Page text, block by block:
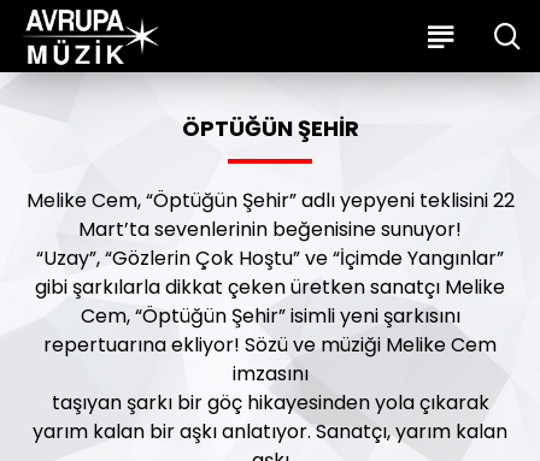
ÖPTÜĞÜN ŞEHIR
Melike Cem, “Öptüğün Şehir” adlı yepyeni teklisini 22
Mart’ta sevenlerinin beğenisine sunuyor!
“Uzay”, “Gözlerin Çok Hoştu” ve “İçimde Yangınlar”
gibi şarkılarla dikkat çeken üretken sanatçı Melike
Cem, “Öptüğün Şehir” isimli yeni şarkısını
repertuarına ekliyor! Sözü ve müziği Melike Cem
imzasını
taşıyan şarkı bir göç hikayesinden yola çıkarak
yarım kalan bir aşkı anlatıyor. Sanatçı, yarım kalan